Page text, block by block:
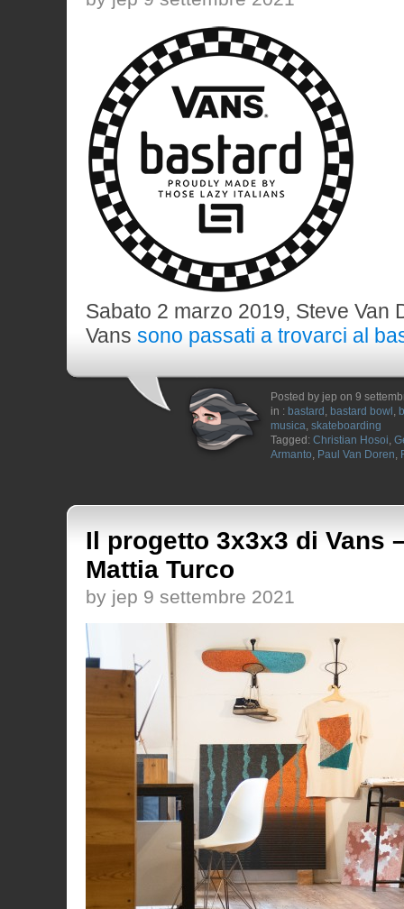
Sabato 2 marzo 2019, Steve Van
Vans sono passati a trovarci al
Posted by jep on 9
in : bastard , bastard bowl ,
musica, skateboarding
Tagged: Christian Hosoi,
Armanto, Paul Van Doren,
Il progetto 3x3x3 di Vans
Mattia Turco
by jep 9 settembre 2021